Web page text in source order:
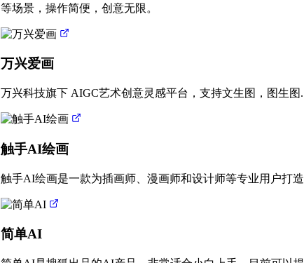
等场景，操作简便，创意无限。
万兴爱画
万兴科技旗下 AIGC艺术创意灵感平台，支持文生图，图生图
触手AI绘画
触手AI绘画是一款为插画师、漫画师和设计师等专业用户打
简单AI